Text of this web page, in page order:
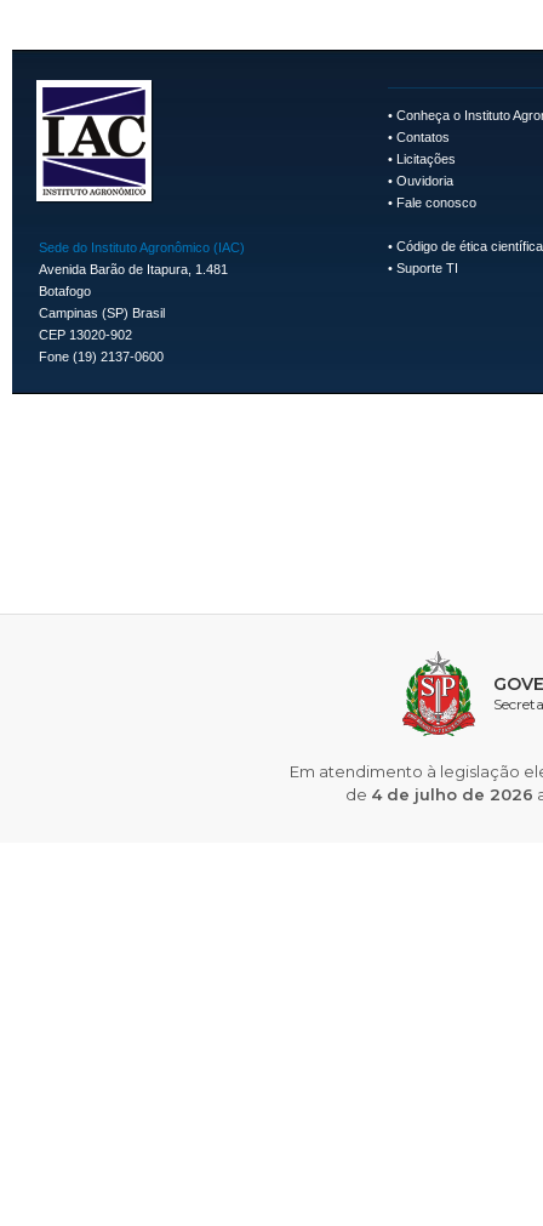
Sede do Instituto Agronômico (IAC)
Avenida Barão de Itapura, 1.481
Botafogo
Campinas (SP) Brasil
CEP 13020-902
Fone (19) 2137-0600
• Conheça o Instituto
• Contatos
• Licitações
• Ouvidoria
• Fale conosco
• Código de ética científica
• Suporte TI